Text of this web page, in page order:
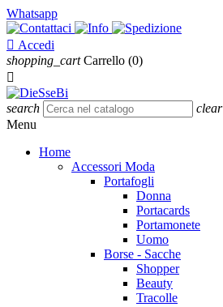
Whatsapp
 Accedi
shopping_cart Carrello (0)

search
clear
Menu
Home
Accessori Moda
Portafogli
Donna
Portacards
Portamonete
Uomo
Borse - Sacche
Shopper
Beauty
Tracolle